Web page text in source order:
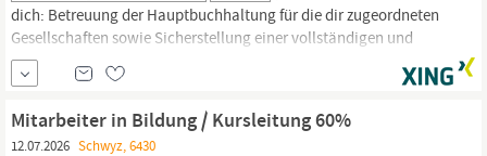
dich: Betreuung der Hauptbuchhaltung für die dir zugeordneten
Gesellschaften sowie Sicherstellung einer vollständigen und
ordnungsgemäßen Verbuchung der Geschäftsvorfälle Erstellung
von Monats-, Quartals- und Jahresabschlüssen sowie
Koordination der hierfür erforderlichen Aufgaben und
AbstimmungenBildungvon
Mitarbeiter in Bildung / Kursleitung 60%
12.07.2026 Schwyz, 6430